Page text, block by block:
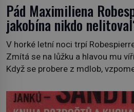
Pád Maximiliena
jakobína nikdo
V horké letní noci trpí
Zmítá se na lůžku a hlavou mu
Když se probere z mdlob,
Prorokovala mu tragický osud.
„Robespierre to dotáhne hodně